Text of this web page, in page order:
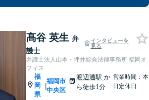
髙谷 英生 弁
護士
インタビューを
見る
弁護士法人山本・坪井綜合法律事務所 福岡オ
フィス
福
岡
県
|
福岡市
中央区
渡辺通駅か
ら徒歩1分
営業時間：本
日定休日